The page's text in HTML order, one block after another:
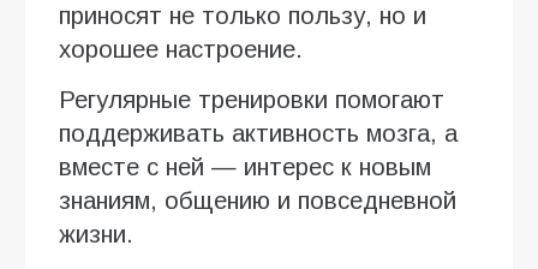
приносят не только пользу, но и
хорошее настроение.
Регулярные тренировки помогают
поддерживать активность мозга, а
вместе с ней — интерес к новым
знаниям, общению и повседневной
жизни.